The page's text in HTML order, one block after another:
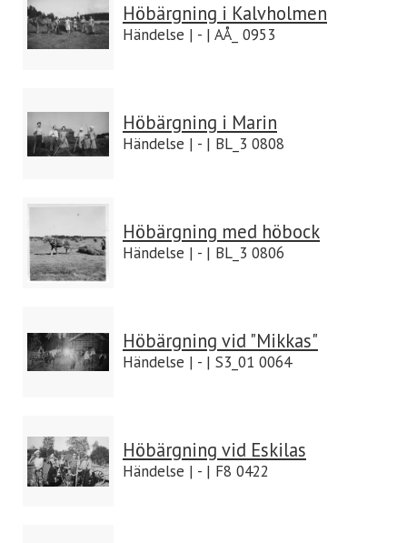
Höbärgning i Kalvholmen
Händelse | - | AÅ_ 0953
Höbärgning i Marin
Händelse | - | BL_3 0808
Höbärgning med höbock
Händelse | - | BL_3 0806
Höbärgning vid "Mikkas"
Händelse | - | S3_01 0064
Höbärgning vid Eskilas
Händelse | - | F8 0422